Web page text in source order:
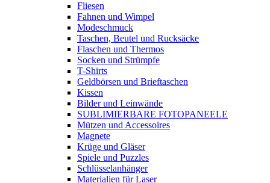
Fliesen
Fahnen und Wimpel
Modeschmuck
Taschen, Beutel und Rucksäcke
Flaschen und Thermos
Socken und Strümpfe
T-Shirts
Geldbörsen und Brieftaschen
Kissen
Bilder und Leinwände
SUBLIMIERBARE FOTOPANEELE
Mützen und Accessoires
Magnete
Krüge und Gläser
Spiele und Puzzles
Schlüsselanhänger
Materialien für Laser